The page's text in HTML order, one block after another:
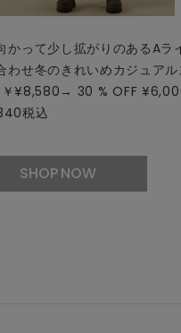
かって少し拡がりのあるAラ
わせ冬のきれいめカジュアル
¥8,580→ 30 % OFF
税込
SHOP NOW